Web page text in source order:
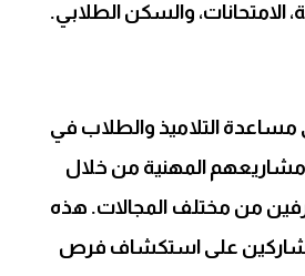
الامتحانات، والسكن الطلابي.
مساعدة التلاميذ والطلاب في
مشاريعهم المهنية من خلال
من مختلف المجالات. هذه
على استكشاف فرص